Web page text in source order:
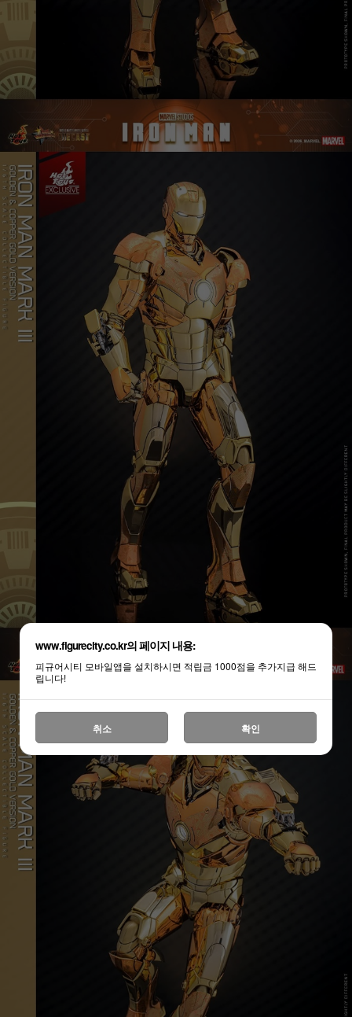
www.figurecity.co.kr의 페이지 내용:
피규어시티 모바일앱을 설치하시면 적립금 1000점을 추가지급 해드
립니다!
취소 확인